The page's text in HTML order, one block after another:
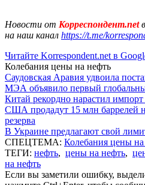
Новости от Корреспондент.net
на наш канал https://t.me/
Читайте Korrespondent.net в
Колебания цены на нефть
Саудовская Аравия удвоила
МЭА объявило первый
Китай рекордно нарастил импорт
США продадут 15 млн баррелей
резерва
В Украине предлагают свой
СПЕЦТЕМА: Колебания цены
ТЕГИ: нефть, цены на нефть,
на нефть
Если вы заметили ошибку,